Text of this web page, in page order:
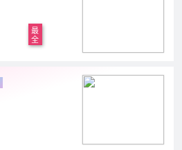
最
全